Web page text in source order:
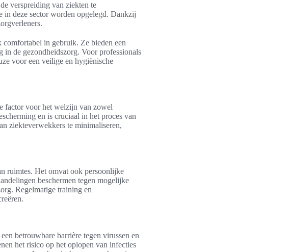
verspreiding van ziekten te
in deze sector worden opgelegd. Dankzij
in gebruik. Ze bieden een
de gezondheidszorg. Voor professionals
voor een veilige en hygiënische
factor voor het welzijn van zowel
en is cruciaal in het proces van
ziekteverwekkers te minimaliseren,
ruimtes. Het omvat ook persoonlijke
beschermen tegen mogelijke
Regelmatige training en
betrouwbare barrière tegen virussen en
het risico op het oplopen van infecties